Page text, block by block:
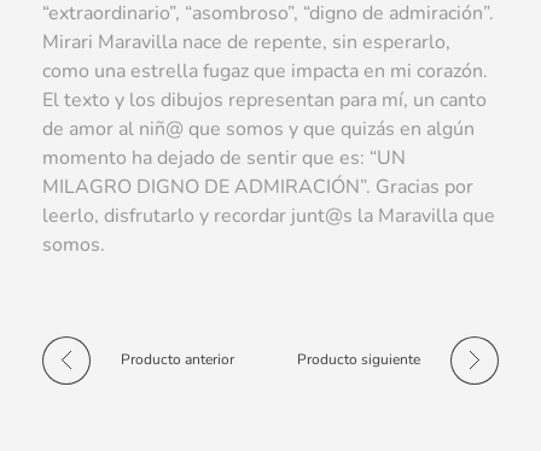
“extraordinario”, “asombroso”, “digno de admiración”.
Mirari Maravilla nace de repente, sin esperarlo,
como una estrella fugaz que impacta en mi corazón.
El texto y los dibujos representan para mí, un canto
de amor al niñ@ que somos y que quizás en algún
momento ha dejado de sentir que es: “UN
MILAGRO DIGNO DE ADMIRACIÓN”. Gracias por
leerlo, disfrutarlo y recordar junt@s la Maravilla que
somos.
Producto anterior Producto siguiente